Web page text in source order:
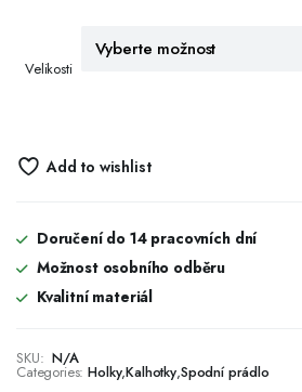
Velikosti
Add to wishlist
Doručení do 14 pracovních dní
Možnost osobního odběru
Kvalitní materiál
SKU: N/A
Categories: Holky,Kalhotky,Spodní prádlo